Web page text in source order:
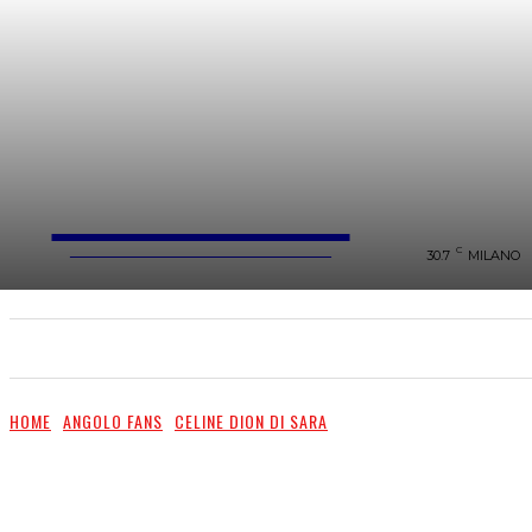
FareMusic
30.7 C MILANO
HOME ANGOLO FANS CELINE DION DI SARA